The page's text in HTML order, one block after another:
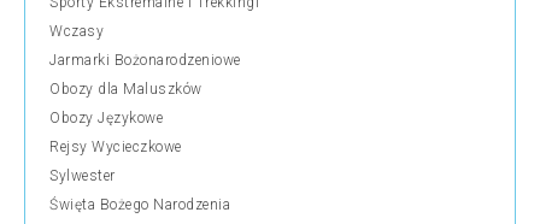
Wczasy
Jarmarki Bożonarodzeniowe
Obozy dla Maluszków
Obozy Językowe
Rejsy Wycieczkowe
Sylwester
Święta Bożego Narodzenia